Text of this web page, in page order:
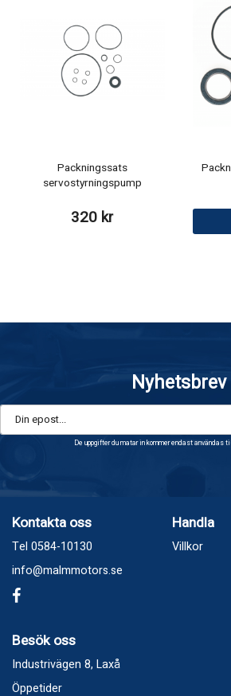
Packningssats
servostyrningspump
320 kr
Nyhetsbrev
De uppgifter du matar in kommer endast användas
Kontakta oss
Tel 0584-10130
info@malmmotors.se
Handla
Villkor
Besök oss
Industrivägen 8, Laxå
Öppetider